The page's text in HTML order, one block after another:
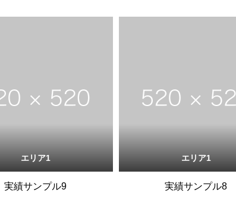
エリア1
実績サンプル9
エリア1
実績サンプル8